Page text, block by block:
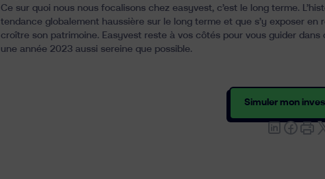
Ce sur quoi nous nous focalisons chez easyvest, c’est le long terme.
tendance globalement haussière sur le long terme et que s’y exposer en
croître son patrimoine. Easyvest reste à vos côtés pour vous guider
une année 2023 aussi sereine que possible.
Simuler mon